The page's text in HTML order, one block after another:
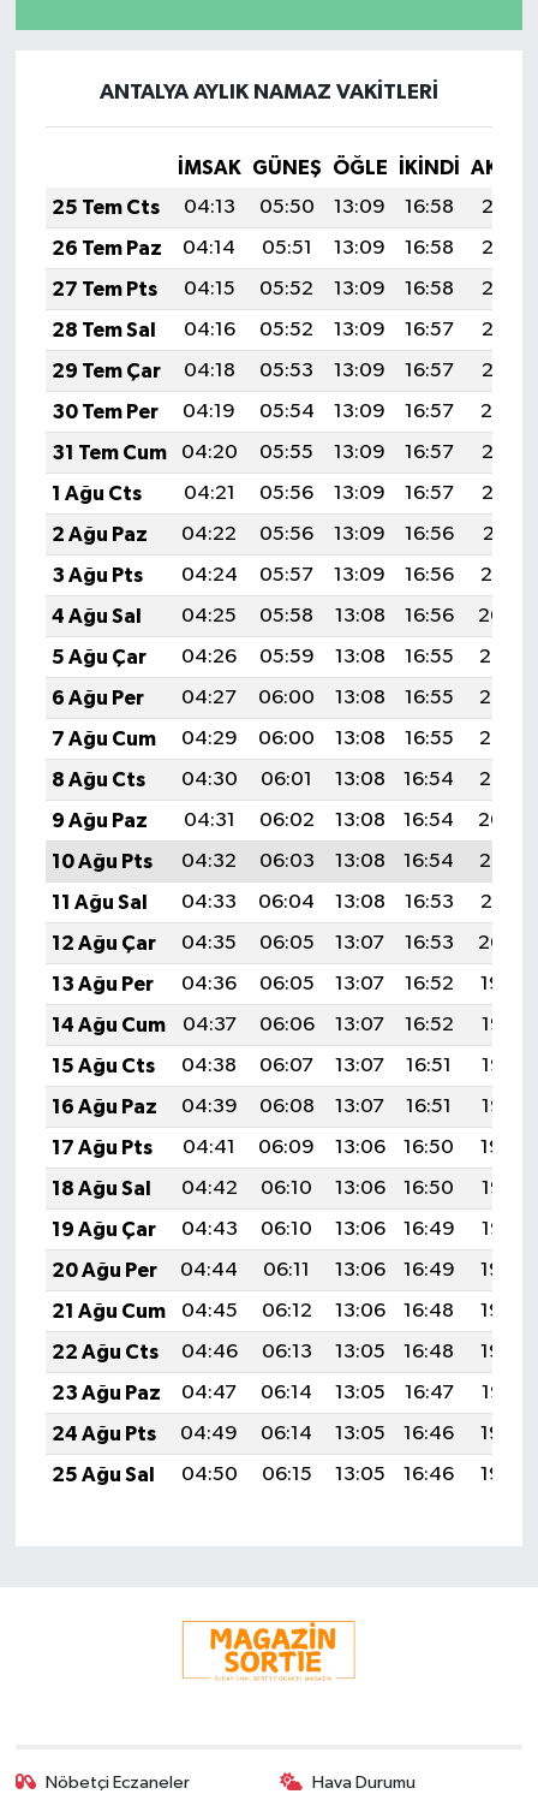
ANTALYA AYLIK NAMAZ VAKITLERI
İMSAK GÜNEŞ ÖĞLE İKINDI
25 Tem Cts
04:13 05:50 13:09 16:58
20:18
26 Tem Paz
04:14 05:51 13:09 16:58
20:17
27 Tem Pts
04:15 05:52 13:09 16:58
20:16
28 Tem Sal
04:16 05:52 13:09 16:57
20:15
29 Tem Çar
04:18 05:53 13:09 16:57
20:15
30 Tem Per
04:19 05:54 13:09 16:57
20:14
31 Tem Cum
04:20 05:55 13:09 16:57
20:13
1 Ağu Cts
04:21 05:56 13:09 16:57
20:12
2 Ağu Paz
04:22 05:56 13:09 16:56
20:11
3 Ağu Pts
04:24 05:57 13:09 16:56
20:10
4 Ağu Sal
04:25 05:58 13:08 16:56
20:09
5 Ağu Çar
04:26 05:59 13:08 16:55
20:08
6 Ağu Per
04:27 06:00 13:08 16:55
20:07
7 Ağu Cum
04:29 06:00 13:08 16:55
20:06
8 Ağu Cts
04:30 06:01 13:08 16:54
20:05
9 Ağu Paz
04:31 06:02 13:08 16:54
20:04
10 Ağu Pts
04:32 06:03 13:08 16:54
20:03
11 Ağu Sal
04:33 06:04 13:08 16:53
20:01
12 Ağu Çar
04:35 06:05 13:07 16:53
20:00
13 Ağu Per
04:36 06:05 13:07 16:52
19:59
14 Ağu Cum
04:37 06:06 13:07 16:52
19:58
15 Ağu Cts
04:38 06:07 13:07 16:51
19:57
16 Ağu Paz
04:39 06:08 13:07 16:51
19:56
17 Ağu Pts
04:41 06:09 13:06 16:50
19:54
18 Ağu Sal
04:42 06:10 13:06 16:50
19:53
19 Ağu Çar
04:43 06:10 13:06 16:49
19:52
20 Ağu Per
04:44 06:11 13:06 16:49
19:50
21 Ağu Cum
04:45 06:12 13:06 16:48
19:49
22 Ağu Cts
04:46 06:13 13:05 16:48
19:48
23 Ağu Paz
04:47 06:14 13:05 16:47
19:47
24 Ağu Pts
04:49 06:14 13:05 16:46
19:45
25 Ağu Sal
04:50 06:15 13:05 16:46 19:44
Nöbetçi Eczaneler Hava Durumu